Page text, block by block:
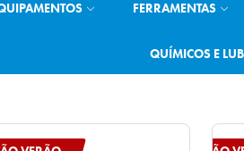
FERRAMENTAS
QUÍMICOS E